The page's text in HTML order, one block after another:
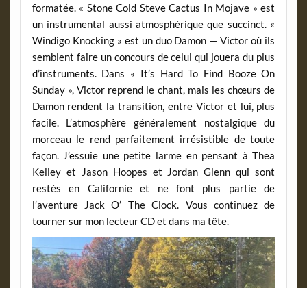
formatée. « Stone Cold Steve Cactus In Mojave » est
un instrumental aussi atmosphérique que succinct. «
Windigo Knocking » est un duo Damon — Victor où ils
semblent faire un concours de celui qui jouera du plus
d’instruments. Dans « It’s Hard To Find Booze On
Sunday », Victor reprend le chant, mais les chœurs de
Damon rendent la transition, entre Victor et lui, plus
facile. L’atmosphère généralement nostalgique du
morceau le rend parfaitement irrésistible de toute
façon. J’essuie une petite larme en pensant à Thea
Kelley et Jason Hoopes et Jordan Glenn qui sont
restés en Californie et ne font plus partie de
l’aventure Jack O’ The Clock. Vous continuez de
tourner sur mon lecteur CD et dans ma tête.